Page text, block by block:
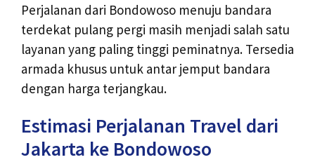
Perjalanan dari Bondowoso menuju bandara
terdekat pulang pergi masih menjadi salah satu
layanan yang paling tinggi peminatnya. Tersedia
armada khusus untuk antar jemput bandara
dengan harga terjangkau.
Estimasi Perjalanan Travel dari
Jakarta ke Bondowoso